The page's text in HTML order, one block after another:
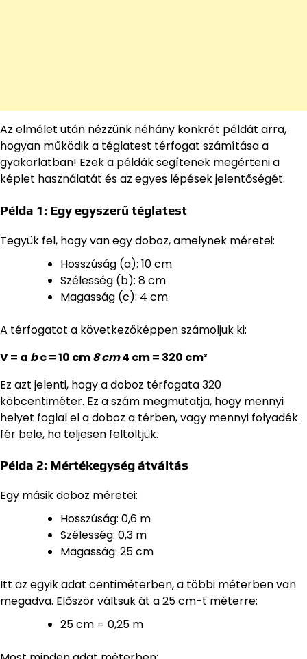
Az elmélet után nézzünk néhány konkrét példát arra,
hogyan működik a téglatest térfogat számítása a
gyakorlatban! Ezek a példák segítenek megérteni a
képlet használatát és az egyes lépések jelentőségét.
Példa 1: Egy egyszerű téglatest
Tegyük fel, hogy van egy doboz, amelynek méretei:
Hosszúság (a): 10 cm
Szélesség (b): 8 cm
Magasság (c): 4 cm
A térfogatot a következőképpen számoljuk ki:
V = a bc = 10 cm8 cm4 cm = 320 cm³
Ez azt jelenti, hogy a doboz térfogata 320
köbcentiméter. Ez a szám megmutatja, hogy mennyi
helyet foglal el a doboz a térben, vagy mennyi folyadék
fér bele, ha teljesen feltöltjük.
Példa 2: Mértékegység átváltás
Egy másik doboz méretei:
Hosszúság: 0,6 m
Szélesség: 0,3 m
Magasság: 25 cm
Itt az egyik adat centiméterben, a többi méterben van
megadva. Először váltsuk át a 25 cm-t méterre:
25 cm = 0,25 m